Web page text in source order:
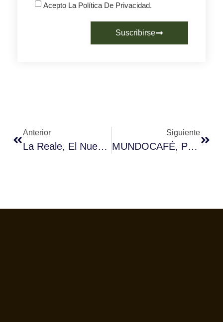
Acepto La Política De Privacidad.
Suscribirse
Anterior
La Reale, El Nuevo Lanzamiento De Quality Espresso Que Eleva La Tradición Del Café Espresso Italiano Al Más Alto Nivel
Siguiente
MUNDOCAFÉ, Punto De Encuentro Protagonista En VENDIBÉRICA 2019